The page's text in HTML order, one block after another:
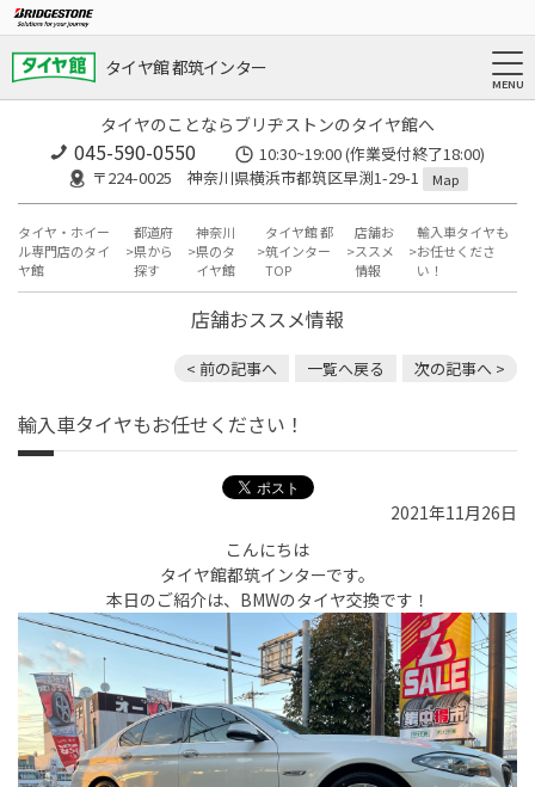
タイヤ館 都筑インター
タイヤのことならブリヂストンのタイヤ館へ
045-590-0550
10:30~19:00 (作業受付終了18:00)
〒224-0025 神奈川県横浜市都筑区早渕1-29-1
Map
タイヤ・ホイー
ル専門店のタイ
ヤ館
都道府
県から
探す
神奈川
県のタ
イヤ館
タイヤ館 都
筑インター
TOP
店舗お
ススメ
情報
輸入車タイヤも
お任せくださ
い！
店舗おススメ情報
< 前の記事へ 一覧へ戻る 次の記事へ >
輸入車タイヤもお任せください！
2021年11月26日
こんにちは
タイヤ館都筑インターです。
本日のご紹介は、BMWのタイヤ交換です！